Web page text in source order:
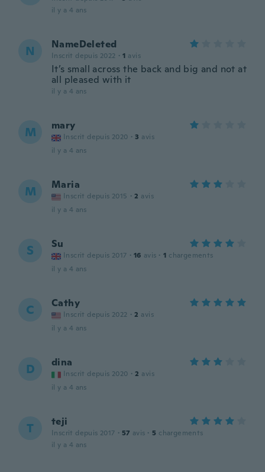
il y a 4 ans
N NameDeleted
Inscrit depuis 2022 · 1 avis
It’s small across the back and big and not at
all pleased with it
il y a 4 ans
M mary
Inscrit depuis 2020 · 3 avis
il y a 4 ans
M Maria
Inscrit depuis 2015 · 2 avis
il y a 4 ans
S Su
Inscrit depuis 2017 · 16 avis · 1 chargements
il y a 4 ans
C Cathy
Inscrit depuis 2022 · 2 avis
il y a 4 ans
D dina
Inscrit depuis 2020 · 2 avis
il y a 4 ans
T teji
Inscrit depuis 2017 · 57 avis · 5 chargements
il y a 4 ans